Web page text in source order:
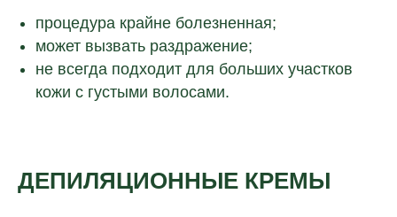
процедура крайне болезненная;
может вызвать раздражение;
не всегда подходит для больших участков
кожи с густыми волосами.
ДЕПИЛЯЦИОННЫЕ КРЕМЫ